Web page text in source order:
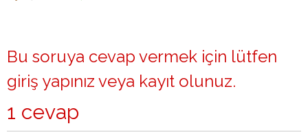
Bu soruya cevap vermek için lütfen
giriş yapınız veya kayıt olunuz.
1 cevap